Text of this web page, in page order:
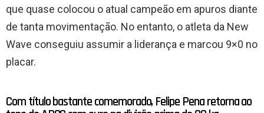
que quase colocou o atual campeão em apuros diante
de tanta movimentação. No entanto, o atleta da New
Wave conseguiu assumir a liderança e marcou 9×0 no
placar.
Com título bastante comemorado, Felipe Pena retorna ao